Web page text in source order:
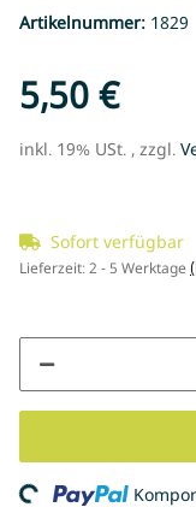
Artikelnummer: 1829
5,50 €
inkl. 19% USt. , zzgl.
Sofort verfügbar
Lieferzeit:2 - 5 Werktage